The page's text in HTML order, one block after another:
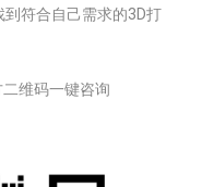
符合自己需求的3D打
维码一键咨询